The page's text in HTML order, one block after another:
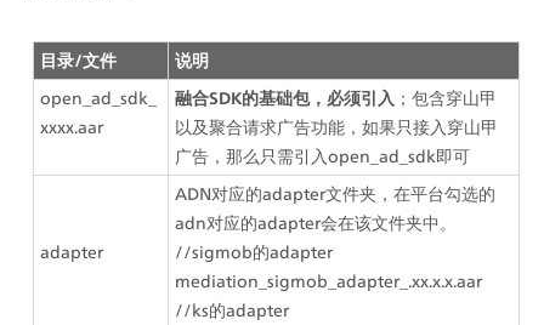
目录/文件
说明
open_ad_sdk_
xxxx.aar
融合SDK的基础包，必须引入 ；包含穿山甲
以及聚合请求广告功能，如果只接入穿山甲
广告，那么只需引入open_ad_sdk即可
adapter
ADN对应的adapter文件夹，在平台勾选的
adn对应的adapter会在该文件夹中。
//sigmob的adapter
mediation_sigmob_adapter_.xx.x.x.aar
//ks的adapter